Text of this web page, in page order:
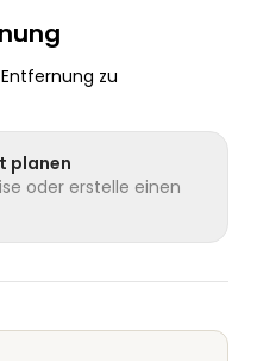
Entfernung zu
planen
oder erstelle einen